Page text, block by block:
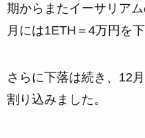
期からまたイーサリア
月には1ETH＝4万円を
さらに下落は続き、12
割り込みました。